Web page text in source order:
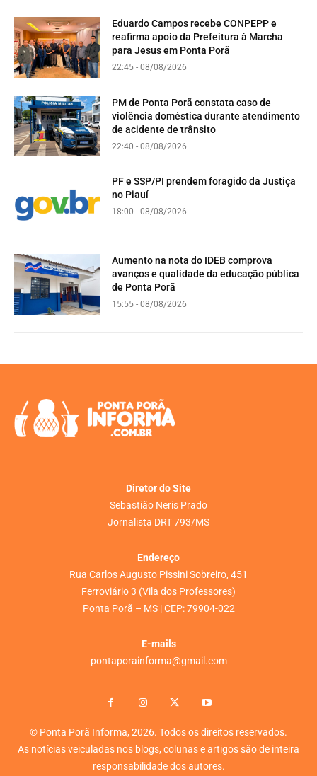
Eduardo Campos recebe CONPEPP e
reafirma apoio da Prefeitura à Marcha
para Jesus em Ponta Porã
22:45 - 08/08/2026
PM de Ponta Porã constata caso de
violência doméstica durante atendimento
de acidente de trânsito
22:40 - 08/08/2026
PF e SSP/PI prendem foragido da Justiça
no Piauí
18:00 - 08/08/2026
Aumento na nota do IDEB comprova
avanços e qualidade da educação pública
de Ponta Porã
15:55 - 08/08/2026
Diretor do Site
Sebastião Neris Prado
Jornalista DRT 793/MS
Endereço
Rua Carlos Augusto Pissini Sobreiro, 451
Ferroviário 3 (Vila dos Professores)
Ponta Porã – MS | CEP: 79904-022
E-mails
pontaporainforma@gmail.com
© Ponta Porã Informa, 2026. Todos os direitos reservados.
As notícias veiculadas nos blogs, colunas e artigos são de inteira
responsabilidade dos autores.